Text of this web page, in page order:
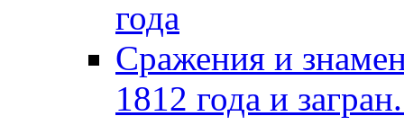
года
Сражения и
1812 года и